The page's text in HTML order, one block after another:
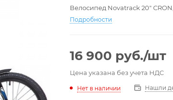
Велосипед Novatrack 20"
Подробности
16 900 руб./шт
Цена указана без учета НДС
Нет в наличии Нашли